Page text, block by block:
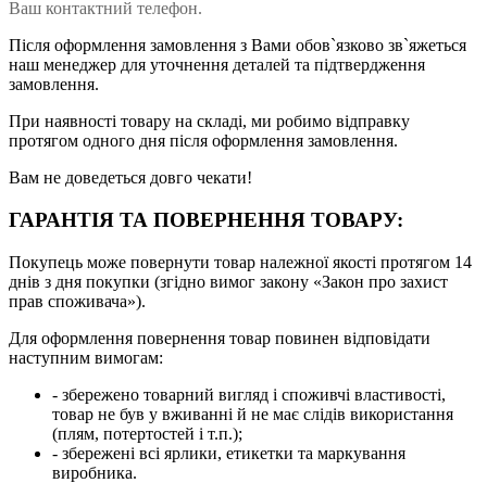
Ваш контактний телефон.
Після оформлення замовлення з Вами обов`язково зв`яжеться
наш менеджер для уточнення деталей та підтвердження
замовлення.
При наявності товару на складі, ми робимо відправку
протягом одного дня після оформлення замовлення.
Вам не доведеться довго чекати!
ГАРАНТІЯ ТА ПОВЕРНЕННЯ ТОВАРУ:
Покупець може повернути товар належної якості протягом 14
днів з дня покупки (згідно вимог закону «Закон про захист
прав споживача»).
Для оформлення повернення товар повинен відповідати
наступним вимогам:
- збережено товарний вигляд і споживчі властивості,
товар не був у вживанні й не має слідів використання
(плям, потертостей і т.п.);
- збережені всі ярлики, етикетки та маркування
виробника.